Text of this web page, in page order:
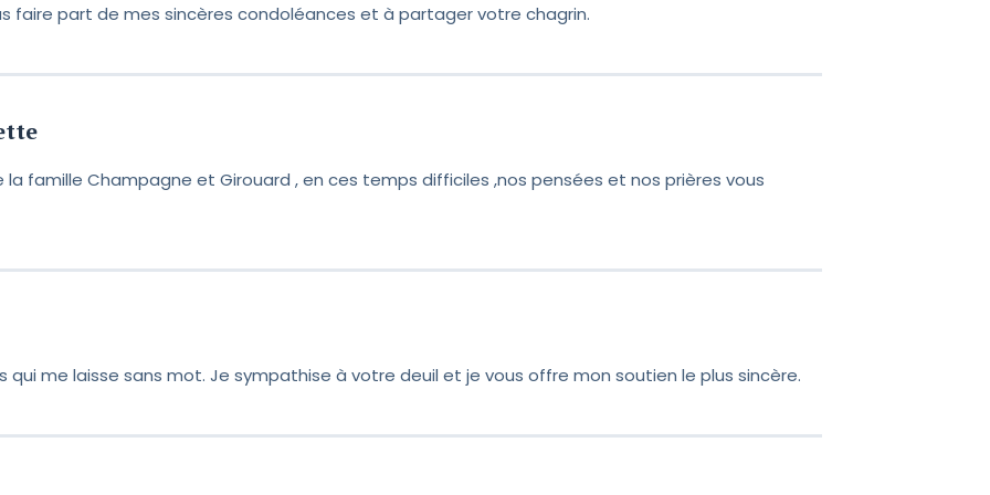
faire part de mes sincères condoléances et à partager votre chagrin.
famille Champagne et Girouard , en ces temps difficiles ,nos pensées et nos prières vous
qui me laisse sans mot. Je sympathise à votre deuil et je vous offre mon soutien le plus sincère.